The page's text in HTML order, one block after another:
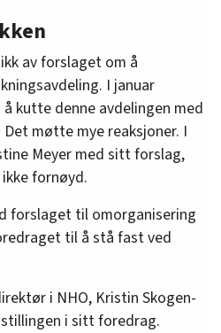
av forslaget om å
I januar
kutte denne avdelingen med
møtte mye reaksjoner. I
Meyer med sitt forslag,
fornøyd.
forslaget til omorganisering
til å stå fast ved
i NHO, Kristin Skogen-
i sitt foredrag.